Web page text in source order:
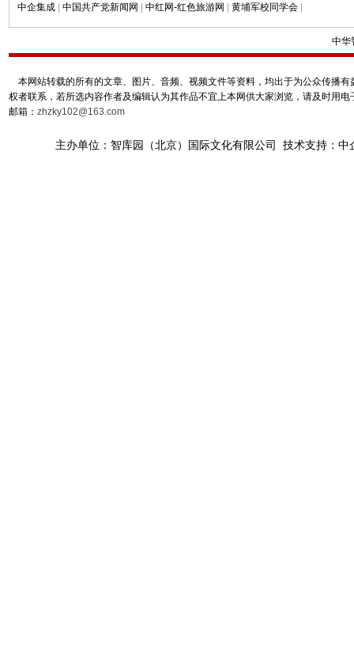
中企集成 | 中国共产党新闻网 | 中红网-红色旅游网 | 黄埔军校同学会 |
中华
本网站转载的所有的文章、图片、音频、视频文件等资料，均出于为公众传播
权者联系，若所选内容作者及编辑认为其作品不宜上本网供大家浏览，请及时用
邮箱： zhzky102@163.com
主办单位：智库园（北京）国际文化有限公司 技术支持：